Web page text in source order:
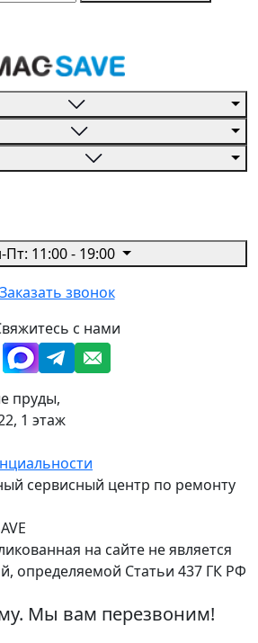
Пт: 11:00 - 19:00
Заказать звонок
с нами
пруды,
1 этаж
сервисный центр по ремонту
на сайте не является
определяемой Статьи 437 ГК РФ
Мы вам перезвоним!